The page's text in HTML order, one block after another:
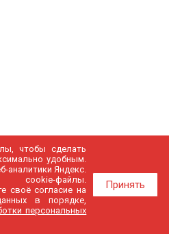
чтобы сделать
удобным.
аналитики Яндекс.
cookie-файлы.
своё согласие на
в порядке,
персональных
Принять